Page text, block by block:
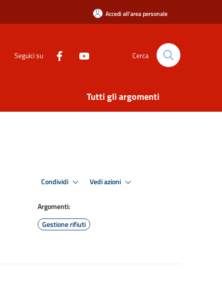
Accedi all'area personale
Seguici su Cerca
Tutti gli argomenti
Condividi Vedi azioni
Argomenti:
Gestione rifiuti